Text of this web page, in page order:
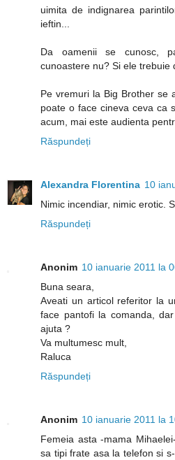
uimita de indignarea
ieftin...
Da oamenii se cunosc,
cunoastere nu? Si ele trebuie
Pe vremuri la Big Brother se
poate o face cineva ceva ca
acum, mai este audienta
Răspundeți
Alexandra Florentina 10
Nimic incendiar, nimic erotic.
Răspundeți
Anonim 10 ianuarie 2011 la
Buna seara,
Aveati un articol referitor la
face pantofi la comanda,
ajuta ?
Va multumesc mult,
Raluca
Răspundeți
Anonim 10 ianuarie 2011 la
Femeia asta -mama
sa tipi frate asa la telefon si